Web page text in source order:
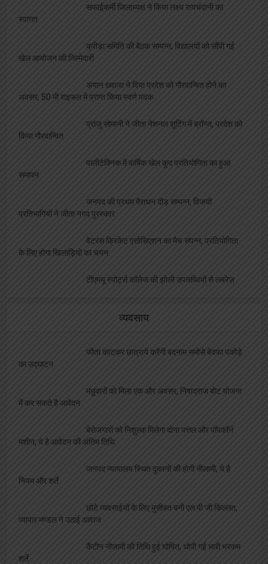
सफाईकर्मी जिलाध्यक्ष ने किया लक्ष्य रायचंदानी का
स्वागत
क्रीड़ा समिति की बैठक सम्पन्न, विद्यालयों को सौंपी गई
खेल आयोजन की जिम्मेदारी
अयान ख़्वाजा ने दिया प्रदेश को गौरवान्वित होने का
अवसर, 50 मी राइफल में प्राप्त किया स्वर्ण पदक
प्रांजु सोमानी ने जीता नेशनल शूटिंग में ब्रॉन्ज, प्रदेश को
किया गौरवान्वित
पालीटेक्निक में वार्षिक खेल कूद प्रतियोगिता का हुआ
समापन
जनपद की प्रथम मैराथन दौड़ सम्पन्न, विजयी
प्रतिभागियों ने जीता नगद पुरस्कार
वेटरंस क्रिकेट एसोसिएशन का मैच संपन्न, प्रतियोगिता
के लिए होगा खिलाड़ियों का चयन
टीएमयू स्पोर्ट्स कॉलेज की झोली उपलब्धियों से लबरेज़
व्यवसाय
फीता काटकर छात्रायें करेंगी बदनाम समोसे बेवफा पकोड़े
का उद्घाटन
मछुवारों को मिला एक और अवसर, निषादराज बोट योजना
में कर सकते है आवेदन
बेरोजगारों को निशुल्क मिलेगा दोना पत्तल और पॉपकॉर्न
मशीन, ये है आवेदन की अंतिम तिथि
जनपद न्यायालय स्थित दुकानों की होगी नीलामी, ये है
नियम और शर्ते
छोटे व्यवसाईयों के लिए मुसीबत बनी एल पी जी किल्लत,
व्यापार मण्डल ने उठाई आवाज
कैंटीन नीलामी की तिथि हुई घोषित, थोपी गईं भारी भरकम